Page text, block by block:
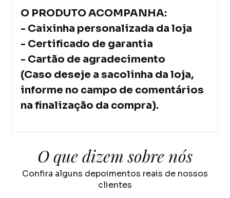
O PRODUTO ACOMPANHA:
- Caixinha personalizada da loja
- Certificado de garantia
- Cartão de agradecimento
(Caso deseje a sacolinha da loja,
informe no campo de comentários
na finalização da compra).
O que dizem sobre nós
Confira alguns depoimentos reais de nossos
clientes